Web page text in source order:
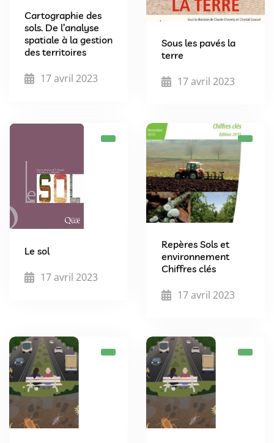
Cartographie des
sols. De l’analyse
spatiale à la gestion
des territoires
17 avril 2023
Sous les pavés la
terre
17 avril 2023
Le sol
17 avril 2023
Repères Sols et
environnement
Chiffres clés
17 avril 2023